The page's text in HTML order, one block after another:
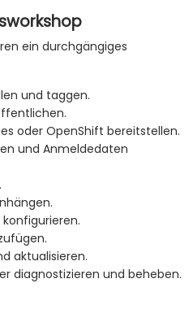
ein durchgängiges
und taggen.
oder OpenShift bereitstellen.
und Anmeldedaten
aktualisieren.
diagnostizieren und beheben.